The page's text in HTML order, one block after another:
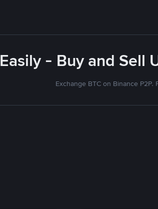
- Buy and Sell
Exchange BTC on Binance